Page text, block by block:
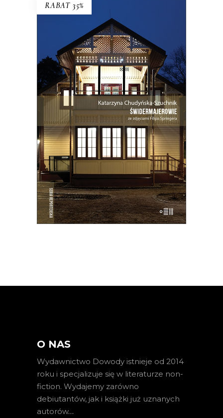
RABAT 35%
E-BOOK DO KOSZYKA
ŚWIDERMAJEROWIE
Domy torty, domy duchy, domy
ogniska, domy uśpione i domy
wskrzeszone, domy skarbonki i domy
bezpańskie…
55.00 zł 35.75zł
KSIĄŻKA DO KOSZYKA
O NAS
Wydawnictwo Dowody istnieje od 2014
roku i specjalizuje się w literaturze non-
fiction. Wydajemy zarówno
debiutantów, jak i książki już uznanych
autorów…